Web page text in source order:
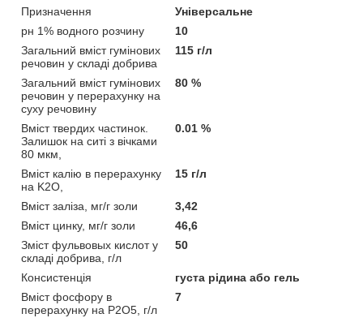
Призначення
Універсальне
рн 1% водного розчину
10
Загальний вміст гумінових
речовин у складі добрива
115 г/л
Загальний вміст гумінових
речовин у перерахунку на
суху речовину
80 %
Вміст твердих частинок.
Залишок на ситі з вічками
80 мкм,
0.01 %
Вміст калію в перерахунку
на K2O,
15 г/л
Вміст заліза, мг/г золи
3,42
Вміст цинку, мг/г золи
46,6
Зміст фульвовых кислот у
складі добрива, г/л
50
Консистенція
густа рідина або гель
Вміст фосфору в
перерахунку на P2O5, г/л
7